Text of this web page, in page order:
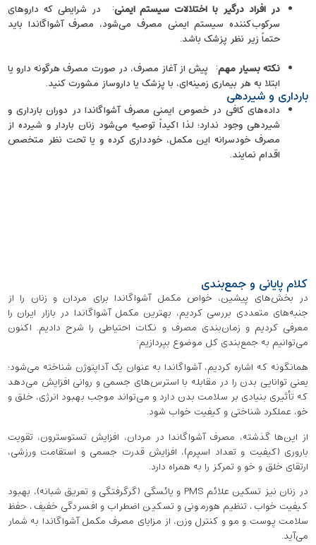
در افراد درگیر با اختلالات سیستم ‌ایمنی: در شرایطی که داروهای
سرکوب‌کننده سیستم ایمنی مصرف می‌شود، مصرف آشواگاندا باید
حتماً زیر نظر پزشک باشد.
نکته بسیار مهم: پیش از آغاز مصرف، در صورت مصرف هرگونه دارو یا
ابتلا به هر بیماری زمینه‌ای، با پزشک یا داروساز مشورت کنید.
بارداری و شیردهی
داده‌های کافی در خصوص ایمنی مصرف آشواگاندا در دوران بارداری و
شیردهی وجود ندارد؛ لذا اکیداً توصیه می‌شود زنان باردار و شیرده از
مصرف خودسرانه این مکمل، خودداری کرده و یا تحت نظر متخصص
اقدام نمایند.
کلام پایانی و جمع‌بندی
در بخش‌های پیشین، خواص مکمل آشواگاندا برای مردان و زنان را از
جنبه‌های متعددی بررسی کردیم، بهترین مکمل آشواگاندا در بازار ایران را
معرفی کردیم و زمان‌بندی مصرف و نکات احتیاطی را شرح دادیم. اکنون
می‌توانیم به جمع‌بندی کل موضوع بپردازیم:
همانگونه که اشاره کردیم، آشواگاندا به‌ عنوان یک آداپتوژن شناخته می‌شود؛
یعنی توانایی بدن را در مقابله با استرس‌های جسمی و روانی افزایش می‌دهد
که تأثیری بنیادی بر سلامت بدن دارد و می‌تواند موجب بهبود انرژی، خلق ‌و
خو، عملکرد شناختی و کیفیت خواب ‌شود.
از این‌ها گذشته، مصرف آشواگاندا در مردان، افزایش تستوسترون، تقویت
باروری (کیفیت و تعداد اسپرم)، افزایش قدرت جسمی و استقامت ورزشی،
ارتقای خلق ‌و خو و تمرکز را به همراه دارد.
در زنان نیز تسکین علائم PMS و یائسگی (گرگرفتگی و تعریق شبانه)، بهبود
کیفیت خواب، تنظیم هورمونی و تسکین اضطراب و افسردگی خفیف، حفظ
سلامت پوست و مو و کنترل وزن، از مزایای مصرف مکمل‌ آشواگاندا به شمار
می‌آید.